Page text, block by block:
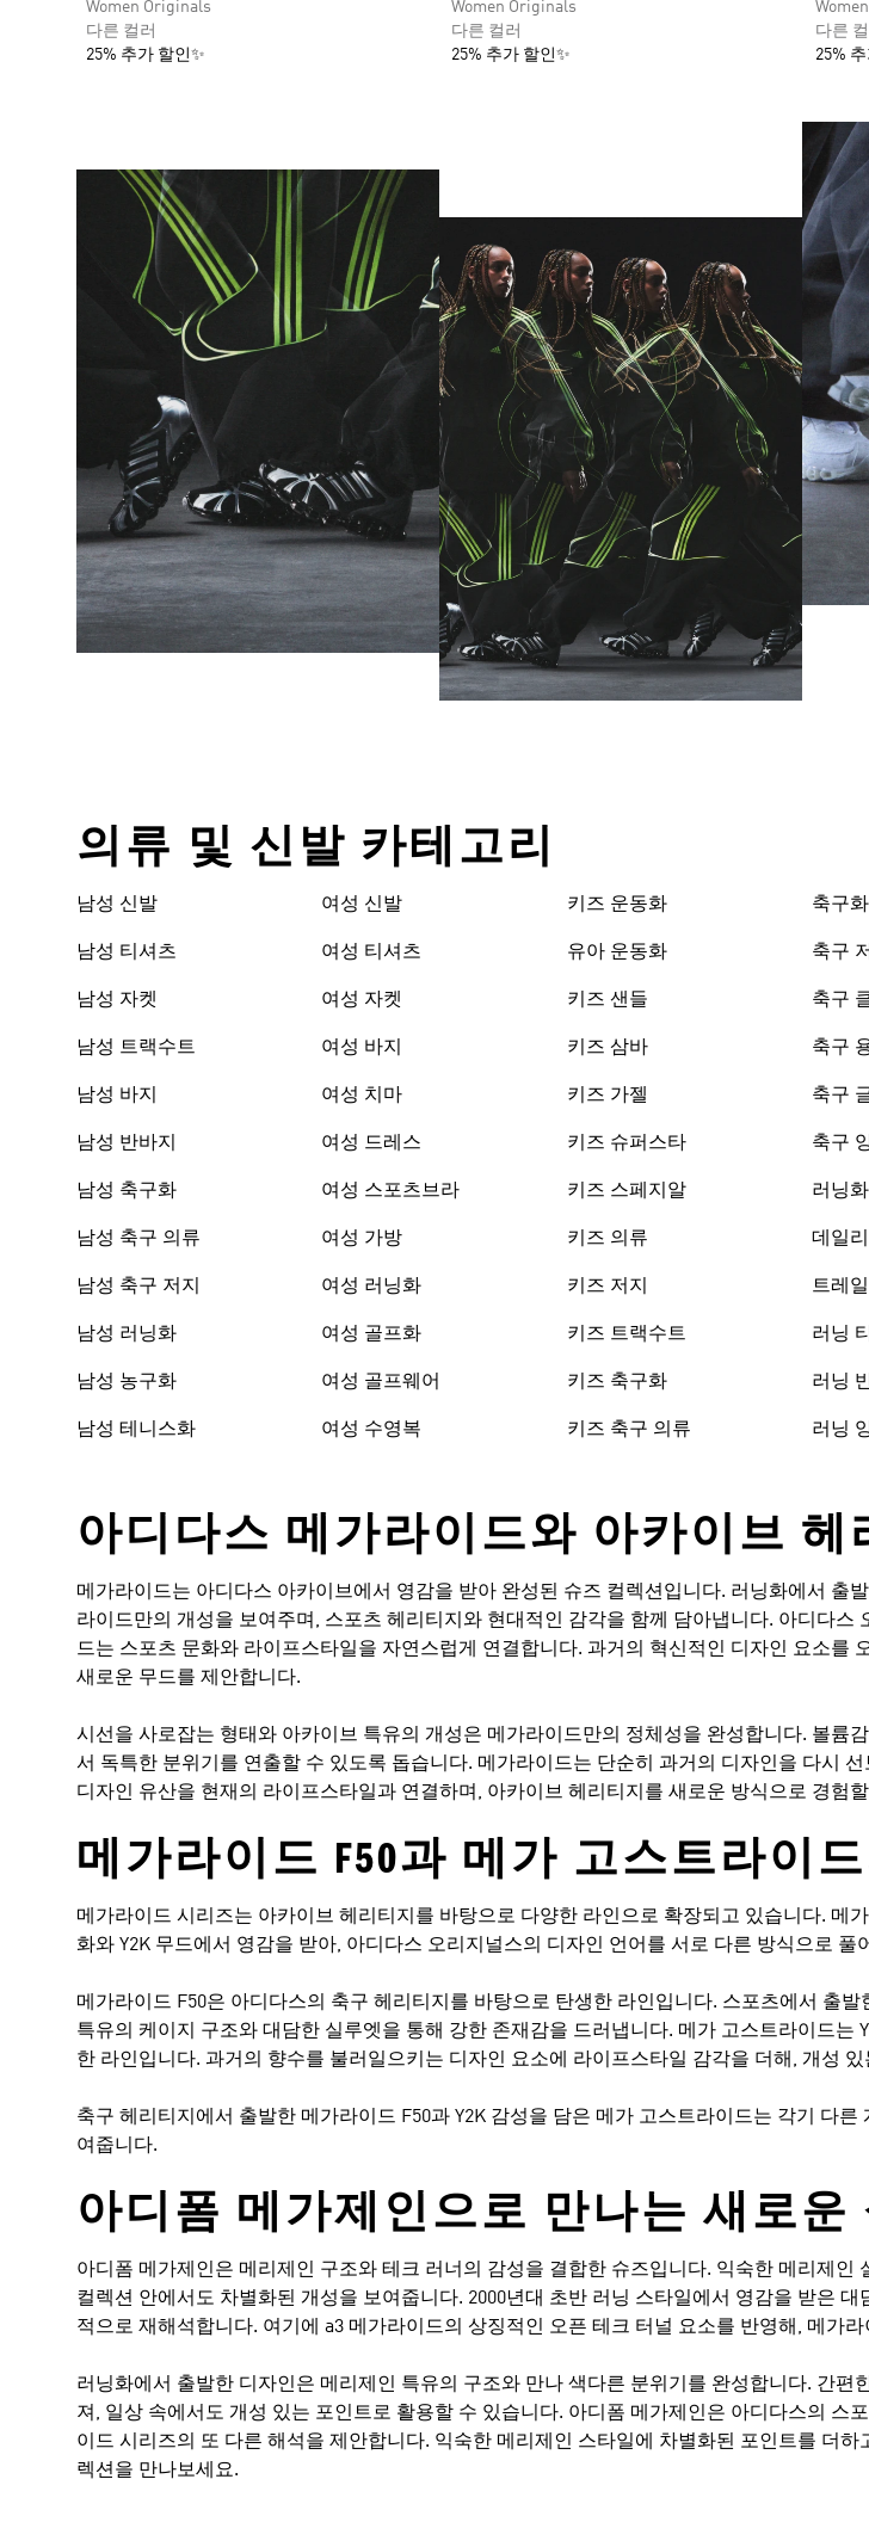
Women Originals
다른 컬러
25% 추가 할인✨
Women Originals
다른 컬러
25% 추가 할인✨
다른
25%
의류 및 신발 카테고리
남성 신발
남성 티셔츠
남성 자켓
남성 트랙수트
남성 바지
남성 반바지
남성 축구화
남성 축구 의류
남성 축구 저지
남성 러닝화
남성 농구화
남성 테니스화
여성 신발
여성 티셔츠
여성 자켓
여성 바지
여성 치마
여성 드레스
여성 스포츠브라
여성 가방
여성 러닝화
여성 골프화
여성 골프웨어
여성 수영복
키즈 운동화
유아 운동화
키즈 샌들
키즈 삼바
키즈 가젤
키즈 슈퍼스타
키즈 스페지알
키즈 의류
키즈 저지
키즈 트랙수트
키즈 축구화
키즈 축구 의류
축구화
축구
축구
축구
축구
축구
러닝화
데일
트레
러닝
러닝
러닝
아디다스 메가라이드와 아카이브 헤
메가라이드는 아디다스 아카이브에서 영감을 받아 완성된 슈즈 컬렉션입니다. 러닝화에서 출
라이드만의 개성을 보여주며, 스포츠 헤리티지와 현대적인 감각을 함께 담아냅니다. 아디다스
드는 스포츠 문화와 라이프스타일을 자연스럽게 연결합니다. 과거의 혁신적인 디자인 요소를
새로운 무드를 제안합니다.
시선을 사로잡는 형태와 아카이브 특유의 개성은 메가라이드만의 정체성을 완성합니다. 볼륨
서 독특한 분위기를 연출할 수 있도록 돕습니다. 메가라이드는 단순히 과거의 디자인을 다시
디자인 유산을 현재의 라이프스타일과 연결하며, 아카이브 헤리티지를 새로운 방식으로 경험
메가라이드 F50과 메가 고스트라이
메가라이드 시리즈는 아카이브 헤리티지를 바탕으로 다양한 라인으로 확장되고 있습니다. 메
화와 Y2K 무드에서 영감을 받아, 아디다스 오리지널스의 디자인 언어를 서로 다른 방식으로 풀
메가라이드 F50은 아디다스의 축구 헤리티지를 바탕으로 탄생한 라인입니다. 스포츠에서 출
특유의 케이지 구조와 대담한 실루엣을 통해 강한 존재감을 드러냅니다. 메가 고스트라이드는
한 라인입니다. 과거의 향수를 불러일으키는 디자인 요소에 라이프스타일 감각을 더해, 개성
축구 헤리티지에서 출발한 메가라이드 F50과 Y2K 감성을 담은 메가 고스트라이드는 각기 다
여줍니다.
아디폼 메가제인으로 만나는 새로운
아디폼 메가제인은 메리제인 구조와 테크 러너의 감성을 결합한 슈즈입니다. 익숙한 메리제인
컬렉션 안에서도 차별화된 개성을 보여줍니다. 2000년대 초반 러닝 스타일에서 영감을 받은
적으로 재해석합니다. 여기에 a3 메가라이드의 상징적인 오픈 테크 터널 요소를 반영해, 메가
러닝화에서 출발한 디자인은 메리제인 특유의 구조와 만나 색다른 분위기를 완성합니다. 간편
져, 일상 속에서도 개성 있는 포인트로 활용할 수 있습니다. 아디폼 메가제인은 아디다스의 스
이드 시리즈의 또 다른 해석을 제안합니다. 익숙한 메리제인 스타일에 차별화된 포인트를 더
렉션을 만나보세요.